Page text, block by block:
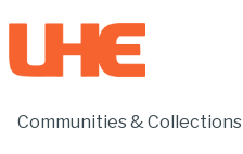
Communities & Collections
Home